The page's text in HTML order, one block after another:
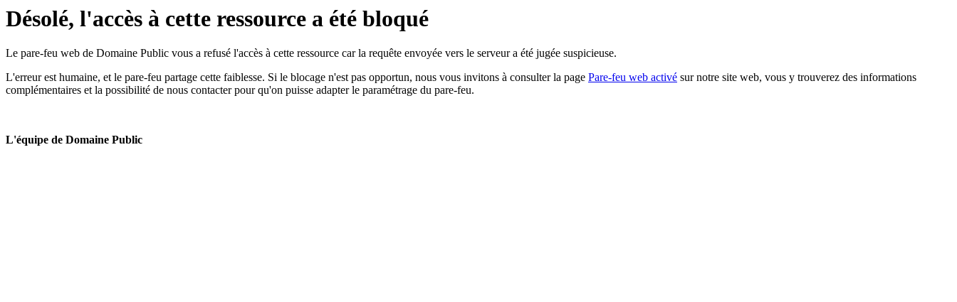
Désolé, l'accès à cette ressource a été bloqué
Le pare-feu web de Domaine Public vous a refusé l'accès à cette ressource car la requête envoyée vers le serveur a été jugée suspicieuse.
L'erreur est humaine, et le pare-feu partage cette faiblesse. Si le blocage n'est pas opportun, nous vous invitons à consulter la page Pare-feu web activé sur notre site web, vous y trouverez des informations
complémentaires et la possibilité de nous contacter pour qu'on puisse adapter le paramétrage du pare-feu.
L'équipe de Domaine Public